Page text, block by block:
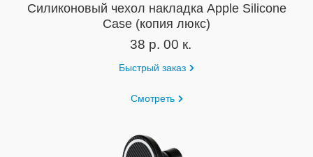
Силиконовый чехол накладка Apple Silicone
Case (копия люкс)
38 р. 00 к.
Быстрый заказ
Смотреть